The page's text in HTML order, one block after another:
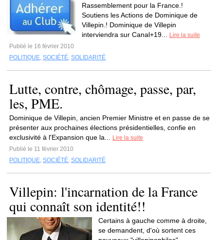
Rassemblement pour la France.!
Soutiens les Actions de Dominique de
Villepin.! Dominique de Villepin
interviendra sur Canal+19...
Lire la suite
Publié le 16 février 2010
POLITIQUE, SOCIÉTÉ, SOLIDARITÉ
Lutte, contre, chômage, passe, par,
les, PME.
Dominique de Villepin, ancien Premier Ministre et en passe de se
présenter aux prochaines élections présidentielles, confie en
exclusivité à l'Expansion que la...
Lire la suite
Publié le 11 février 2010
POLITIQUE, SOCIÉTÉ, SOLIDARITÉ
Villepin: l'incarnation de la France
qui connaît son identité!!
Certains à gauche comme à droite,
se demandent, d'où sortent ces